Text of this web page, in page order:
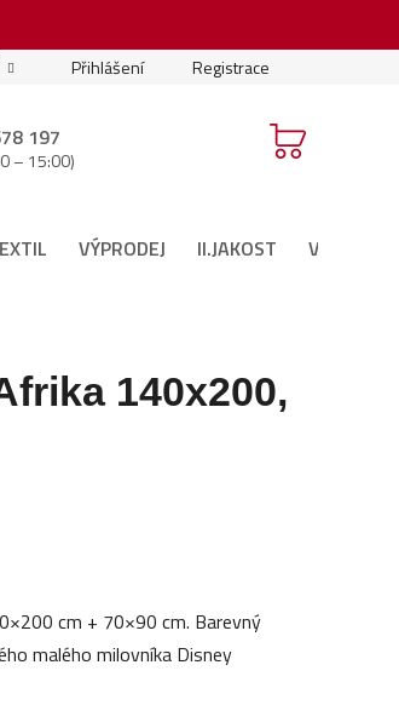
Moje objednávka Podmínky soutěže
Přihlášení Registrace
197
– 15:00)
VÝPRODEJ II.JAKOST VÁNOČNÍ
140x200,
cm + 70×90 cm. Barevný
malého milovníka Disney